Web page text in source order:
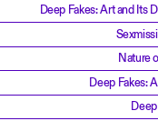
Deep Fakes: Art and Its
Nature
Deep Fakes: